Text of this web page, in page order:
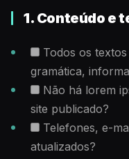
1. Conteúdo e
Todos os
gramática,
Não há lorem
site publicado?
Telefones, e-
atualizados?